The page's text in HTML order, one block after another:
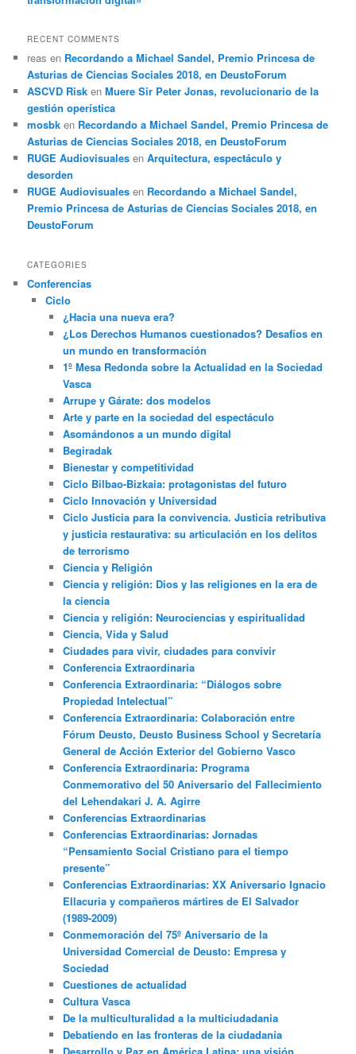
RECENT COMMENTS
reas en Recordando a Michael Sandel, Premio Princesa de
Asturias de Ciencias Sociales 2018, en DeustoForum
ASCVD Risk enMuere Sir Peter Jonas, revolucionario de la
gestión operística
mosbk en Recordando a Michael Sandel, Premio Princesa de
Asturias de Ciencias Sociales 2018, en DeustoForum
RUGE Audiovisuales enArquitectura, espectáculo y
desorden
RUGE Audiovisuales en Recordando a Michael Sandel,
Premio Princesa de Asturias de Ciencias Sociales 2018, en
DeustoForum
CATEGORIES
Conferencias
Ciclo
¿Hacia una nueva era?
¿Los Derechos Humanos cuestionados? Desafíos en
un mundo en transformación
1º Mesa Redonda sobre la Actualidad en la Sociedad
Vasca
Arrupe y Gárate: dos modelos
Arte y parte en la sociedad del espectáculo
Asomándonos a un mundo digital
Begiradak
Bienestar y competitividad
Ciclo Bilbao-Bizkaia: protagonistas del futuro
Ciclo Innovación y Universidad
Ciclo Justicia para la convivencia. Justicia retributiva
y justicia restaurativa: su articulación en los delitos
de terrorismo
Ciencia y Religión
Ciencia y religión: Dios y las religiones en la era de
la ciencia
Ciencia y religión: Neurociencias y espiritualidad
Ciencia, Vida y Salud
Ciudades para vivir, ciudades para convivir
Conferencia Extraordinaria
Conferencia Extraordinaria: “Diálogos sobre
Propiedad Intelectual”
Conferencia Extraordinaria: Colaboración entre
Fórum Deusto, Deusto Business School y Secretaría
General de Acción Exterior del Gobierno Vasco
Conferencia Extraordinaria: Programa
Conmemorativo del 50 Aniversario del Fallecimiento
del Lehendakari J. A. Agirre
Conferencias Extraordinarias
Conferencias Extraordinarias: Jornadas
“Pensamiento Social Cristiano para el tiempo
presente”
Conferencias Extraordinarias: XX Aniversario Ignacio
Ellacuria y compañeros mártires de El Salvador
(1989-2009)
Conmemoración del 75º Aniversario de la
Universidad Comercial de Deusto: Empresa y
Sociedad
Cuestiones de actualidad
Cultura Vasca
De la multiculturalidad a la multiciudadania
Debatiendo en las fronteras de la ciudadanía